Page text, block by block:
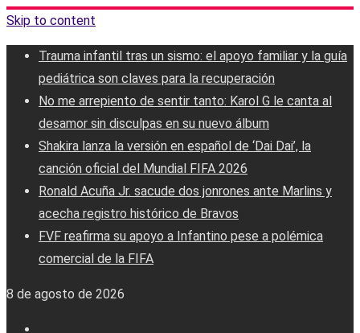
Skip to content
Trauma infantil tras un sismo: el apoyo familiar y la guía
pediátrica son claves para la recuperación
No me arrepiento de sentir tanto: Karol G le canta al
desamor sin disculpas en su nuevo álbum
Shakira lanza la versión en español de ‘Dai Dai’, la
canción oficial del Mundial FIFA 2026
Ronald Acuña Jr. sacude dos jonrones ante Marlins y
acecha registro histórico de Bravos
FVF reafirma su apoyo a Infantino pese a polémica
comercial de la FIFA
8 de agosto de 2026